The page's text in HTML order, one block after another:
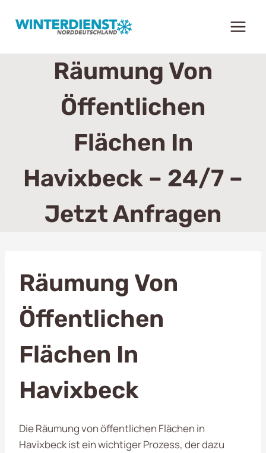
Inhalt
Räumung Von
Öffentlichen
Flächen In
Havixbeck – 24/7 –
Jetzt Anfragen
Räumung Von
Öffentlichen
Flächen In
Havixbeck
Die Räumung von öffentlichen Flächen in
Havixbeck ist ein wichtiger Prozess, der dazu